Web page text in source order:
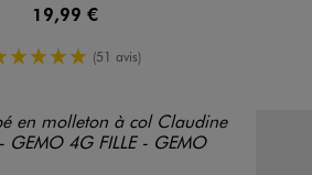
19,99 €
5/5 de moyenne
(51 avis)